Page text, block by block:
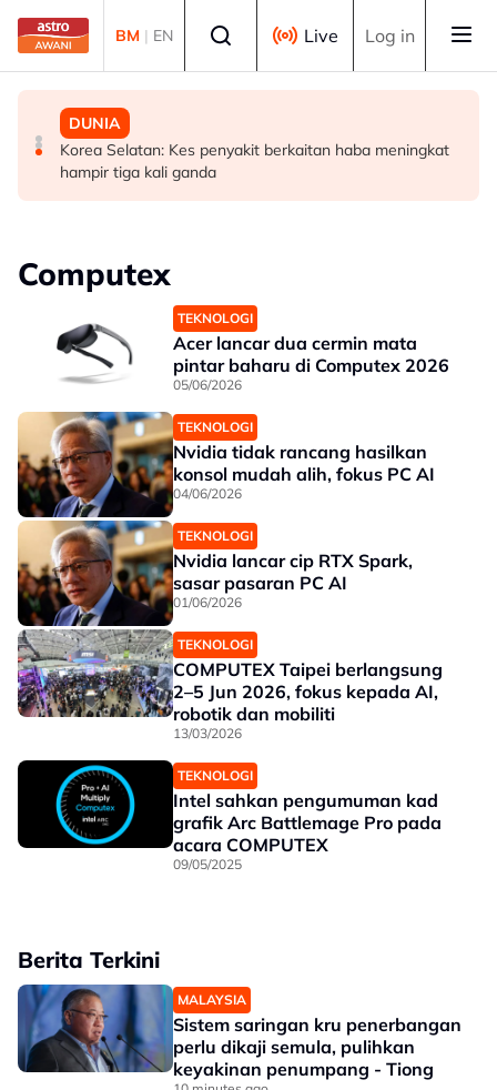
Skip to main content
BM | EN Live Log in
MALAYSIA
Sistem saringan kru penerbangan perlu dikaji semula,
pulihkan keyakinan penumpang - Tiong
MALAYSIA
UKM cipta sejarah anjur Konsert Diraja di DFP
DUNIA
Korea Selatan: Kes penyakit berkaitan haba meningkat
hampir tiga kali ganda
Computex
TEKNOLOGI
Acer lancar dua cermin mata
pintar baharu di Computex 2026
05/06/2026
TEKNOLOGI
Nvidia tidak rancang hasilkan
konsol mudah alih, fokus PC AI
04/06/2026
TEKNOLOGI
Nvidia lancar cip RTX Spark,
sasar pasaran PC AI
01/06/2026
TEKNOLOGI
COMPUTEX Taipei berlangsung
2–5 Jun 2026, fokus kepada AI,
robotik dan mobiliti
13/03/2026
TEKNOLOGI
Intel sahkan pengumuman kad
grafik Arc Battlemage Pro pada
acara COMPUTEX
09/05/2025
Berita Terkini
MALAYSIA
Sistem saringan kru penerbangan
perlu dikaji semula, pulihkan
keyakinan penumpang - Tiong